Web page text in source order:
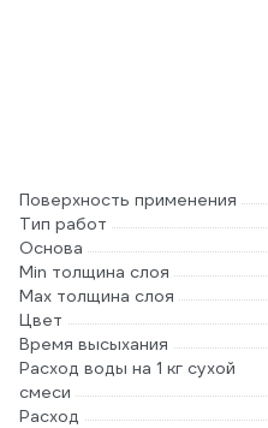
Поверхность применения
Тип работ
Основа
Min толщина слоя
Max толщина слоя
Цвет
Время высыхания
Расход воды на 1 кг сухой
смеси
Расход